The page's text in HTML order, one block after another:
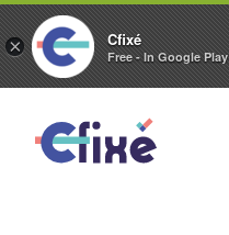
× Cfixé
Free - In Google Play